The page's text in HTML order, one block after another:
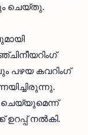
ചെയ്തു.
പഴയ കവറിംഗ്
ചെയ്യുമെന്ന്
നല്‍കി.